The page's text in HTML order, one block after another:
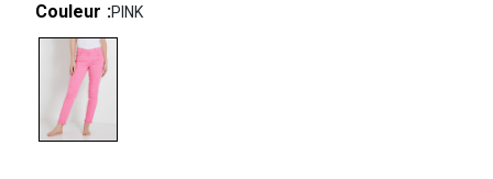
Couleur PINK